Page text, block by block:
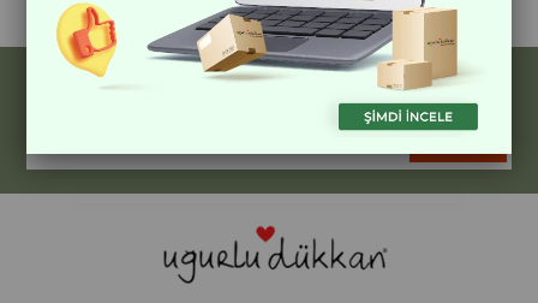
Size Özel Kampanyalar
Hemen Kayıt Ol Fırsatlardan Önce Sen Haberdar Ol!